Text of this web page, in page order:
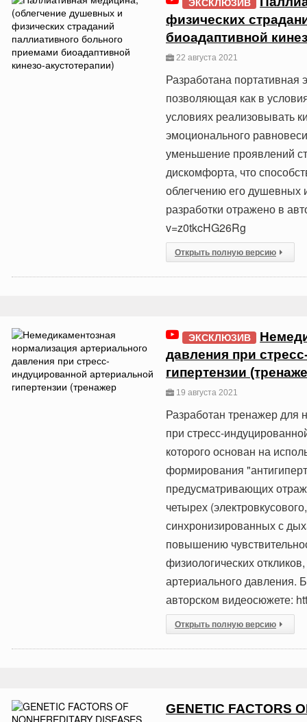
ЭКСКЛЮЗИВ
физических
биоадаптивной
22 августа 2021
Разработана
позволяющая как в
условиях реализовывать
эмоционального
уменьшение проявлений
дискомфорта, что
облегчению его душевных
разработки отражено в
v=z0tkcHG26Rg
Открыть полную версию
ЭКСКЛЮЗИВ
давления при
гипертензии
19 августа 2021
Разработан тренажер для
при стресс-
которого основан на
формирования
предусматривающих
четырех
синхронизированных с
повышению
физиологических
артериального давления.
авторском видеосюжете:
Открыть полную версию
GENETIC FACTORS